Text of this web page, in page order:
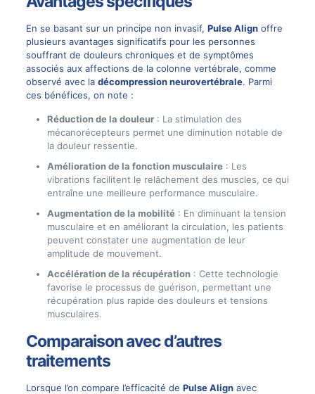
En se basant sur un principe non invasif, Pulse Alignoffre
plusieurs avantages significatifs pour les personnes
souffrant de douleurs chroniques et de symptômes
associés aux affections de la colonne vertébrale, comme
observé avec la décompression neurovertébrale. Parmi
ces bénéfices, on note :
Réduction de la douleur: La stimulation des
mécanorécepteurs permet une diminution notable de
la douleur ressentie.
Amélioration de la fonction musculaire: Les
vibrations facilitent le relâchement des muscles, ce qui
entraîne une meilleure performance musculaire.
Augmentation de la mobilité: En diminuant la tension
musculaire et en améliorant la circulation, les patients
peuvent constater une augmentation de leur
amplitude de mouvement.
Accélération de la récupération: Cette technologie
favorise le processus de guérison, permettant une
récupération plus rapide des douleurs et tensions
musculaires.
Comparaison avec d’autres
traitements
Lorsque l’on compare l’efficacité de Pulse Alignavec